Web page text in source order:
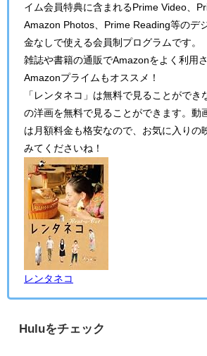
イム会員特典に含まれるPrime Video、
Amazon Photos、Prime Reading等のデ
金なしで使える会員制プログラムです。
雑誌や書籍の通販でAmazonをよく利用さ
Amazonプライムもオススメ！
「レンタネコ」は無料で見ることができ
の洋画を無料で見ることができます。動
は月額料金も格安なので、お気に入りの
みてくださいね！
レンタネコ
Huluをチェック